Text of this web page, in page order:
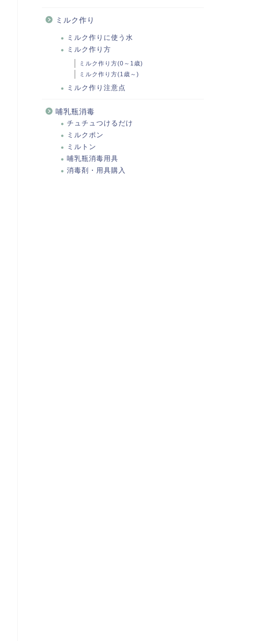
ミルク作り
ミルク作りに使う水
ミルク作り方
ミルク作り方(0～1歳)
ミルク作り方(1歳～)
ミルク作り注意点
哺乳瓶消毒
チュチュつけるだけ
ミルクポン
ミルトン
哺乳瓶消毒用具
消毒剤・用具購入